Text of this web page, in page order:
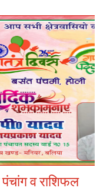
व राशिफल